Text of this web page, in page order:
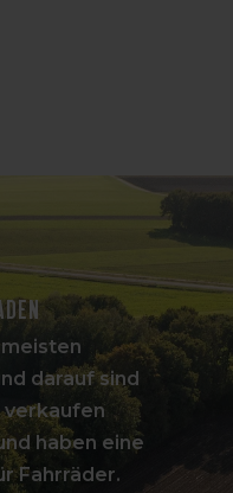
darauf sind
verkaufen
haben eine
Fahrräder.